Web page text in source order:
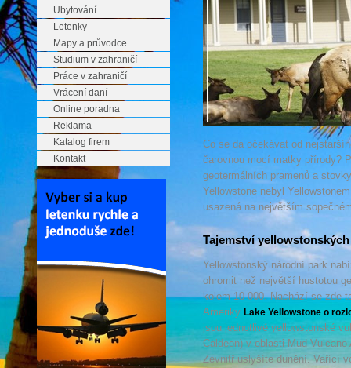
Ubytování
Letenky
Mapy a průvodce
Studium v zahraničí
Práce v zahraničí
Vrácení daní
Online poradna
Reklama
Katalog firem
Kontakt
Co se dá očekávat od
čarovnou mocí matky přírody?
geotermálních pramenů a
Yellowstone nebyl
usazená na největším
Tajemství
Yellowstonský národní park
ohromit než největší hustotou
kolem 10 000. Nachází se zde
Ameriky Lake Yellowstone o
jsou jednotlivé yellowstonské
Caldeon) v oblasti Mud
Zevnitř uslyšíte dunění. Vařící